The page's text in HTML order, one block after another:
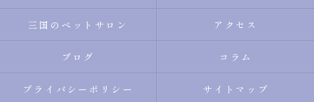
三国のペットサロン アクセス
ブログ コラム
プライバシーポリシー サイトマップ